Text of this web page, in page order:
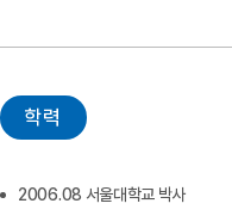
학력
2006.08 서울대학교 박사